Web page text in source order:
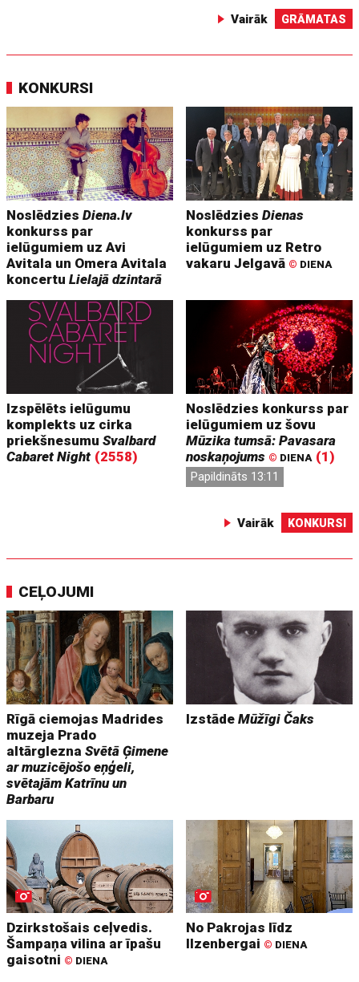
Vairāk GRĀMATAS
KONKURSI
NoslēdziesDiena.lv
konkurss par
ielūgumiem uz Avi
Avitala un Omera Avitala
koncertuLielajā dzintarā
NoslēdziesDienas
konkurss par
ielūgumiem uz Retro
vakaru Jelgavā © DIENA
Izspēlēts ielūgumu
komplekts uz cirka
priekšnesumuSvalbard
Cabaret Night (2558)
Noslēdzies konkurss par
ielūgumiem uz šovu
Mūzika tumsā: Pavasara
noskaņojums © DIENA (1)
Papildināts 13:11
Vairāk KONKURSI
CEĻOJUMI
Rīgā ciemojas Madrides
muzeja Prado
altārgleznaSvētā Ģimene
ar muzicējošo eņģeli,
svētajām Katrīnu un
Barbaru
IzstādeMūžīgi Čaks
Dzirkstošais ceļvedis.
Šampaņa vilina ar īpašu
gaisotni © DIENA
No Pakrojas līdz
Ilzenbergai © DIENA